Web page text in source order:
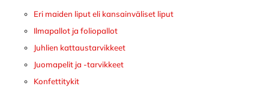
Eri maiden liput eli kansainväliset liput
Ilmapallot ja foliopallot
Juhlien kattaustarvikkeet
Juomapelit ja -tarvikkeet
Konfettitykit